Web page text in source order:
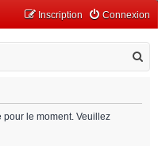
Connexion
Inscription
pour le moment. Veuillez